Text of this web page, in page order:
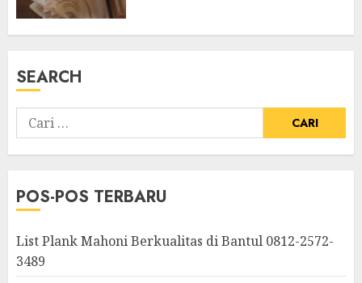
SEARCH
POS-POS TERBARU
List Plank Mahoni Berkualitas di Bantul 0812-2572-
3489